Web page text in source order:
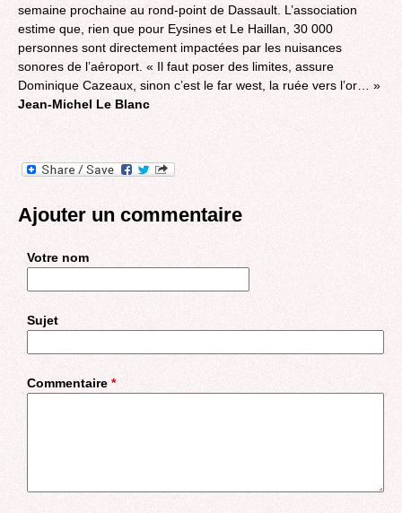
semaine prochaine au rond-point de Dassault. L’association
estime que, rien que pour Eysines et Le Haillan, 30 000
personnes sont directement impactées par les nuisances
sonores de l’aéroport. « Il faut poser des limites, assure
Dominique Cazeaux, sinon c’est le far west, la ruée vers l’or… »
Jean-Michel Le Blanc
Ajouter un commentaire
Votre nom
Sujet
Commentaire *